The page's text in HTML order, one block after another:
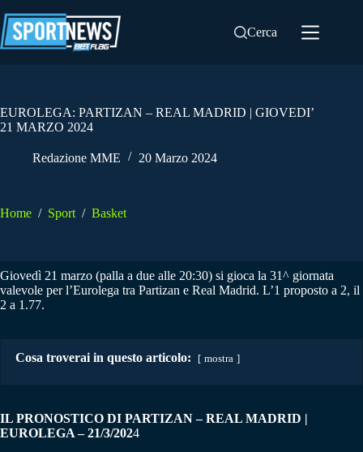
al
contenuto
Cerca
EUROLEGA: PARTIZAN – REAL MADRID | GIOVEDI’
21 MARZO 2024
Redazione MME 20 Marzo 2024
Home / Sport / Basket
Giovedì 21 marzo (palla a due alle 20:30) si gioca la 31^ giornata
valevole per l’Eurolega tra Partizan e Real Madrid. L’1 proposto a 2, il
2 a 1.77.
Cosa troverai in questo articolo: mostra
IL PRONOSTICO DI PARTIZAN – REAL MADRID |
EUROLEGA – 21/3/2024